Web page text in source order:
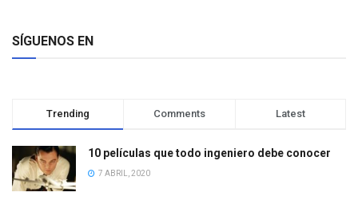
SÍGUENOS EN
Trending Comments Latest
10 películas que todo ingeniero debe conocer
7 ABRIL, 2020